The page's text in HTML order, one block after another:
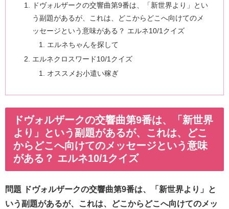
ドヴォルザークの交響曲第9番は、「新世界より」とい
う副題があるが、これは、どこからどこへ向けてのメ
ッセージという意味がある？ エルネ10/1クイズ
エルネちゃんを探して
エルネクロスワード10/1クイズ
オススメお小遣い稼ぎ
ドヴォルザークの交響曲第9番は、「新世界
より」という副題があるが、これは、どこ
からどこへ向けてのメッセージという意味
がある？ エルネ10/1クイズ
問題 ドヴォルザークの交響曲第9番は、「新世界より」と
いう副題があるが、これは、どこからどこへ向けてのメッ